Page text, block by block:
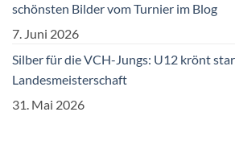
schönsten Bilder vom Turnier im Blog
7. Juni 2026
Silber für die VCH-Jungs: U12 krönt
Landesmeisterschaft
31. Mai 2026